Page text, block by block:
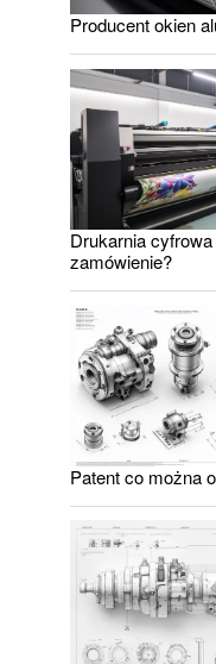
Producent okien
Drukarnia
zamówienie?
Patent co można